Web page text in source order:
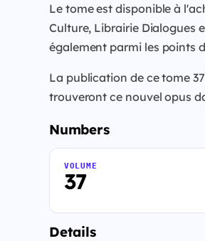
Le tome est disponible à
Culture, Librairie Dialogues
également parmi les points
La publication de ce tome
trouveront ce nouvel opus
Numbers
37
VOLUME
Details